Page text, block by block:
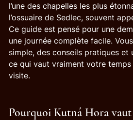
l’une des chapelles les plus
l’ossuaire de Sedlec, souvent
Ce guide est pensé pour une
une journée complète facile.
simple, des conseils pratiques et
ce qui vaut vraiment votre temps
visite.
Pourquoi Kutná Hora